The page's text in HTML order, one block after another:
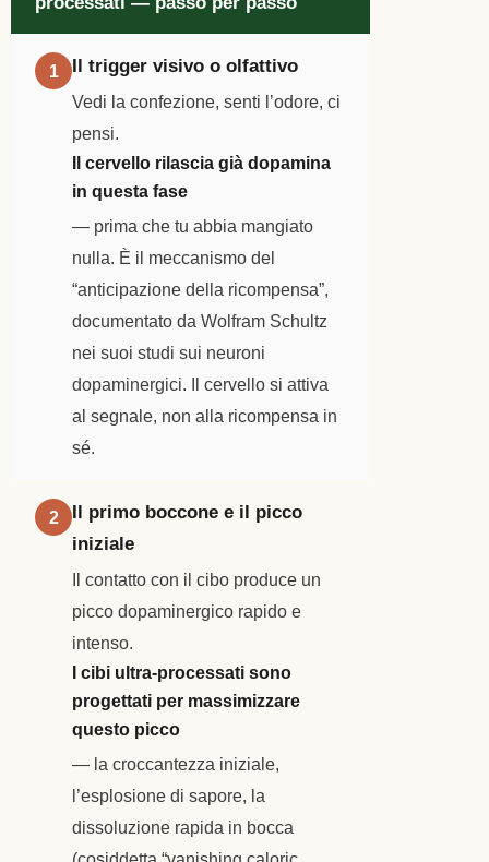
1 Il trigger visivo o olfattivo
Vedi la confezione, senti l’odore, ci
pensi.
Il cervello rilascia già dopamina
in questa fase
— prima che tu abbia mangiato
nulla. È il meccanismo del
“anticipazione della ricompensa”,
documentato da Wolfram Schultz
nei suoi studi sui neuroni
dopaminergici. Il cervello si attiva
al segnale, non alla ricompensa in
sé.
2
Il primo boccone e il picco
iniziale
Il contatto con il cibo produce un
picco dopaminergico rapido e
intenso.
I cibi ultra-processati sono
progettati per massimizzare
questo picco
— la croccantezza iniziale,
l’esplosione di sapore, la
dissoluzione rapida in bocca